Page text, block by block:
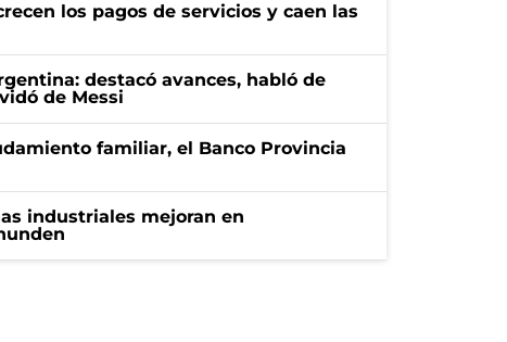
los pagos de servicios y caen las
destacó avances, habló de
de Messi
familiar, el Banco Provincia
industriales mejoran en